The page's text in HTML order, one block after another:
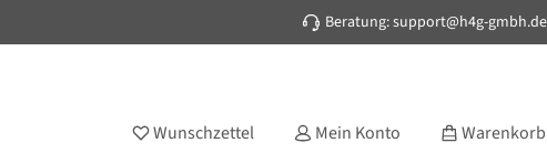
Beratung: support@h4g-gmbh.de
Wunschzettel Mein Konto Warenkorb